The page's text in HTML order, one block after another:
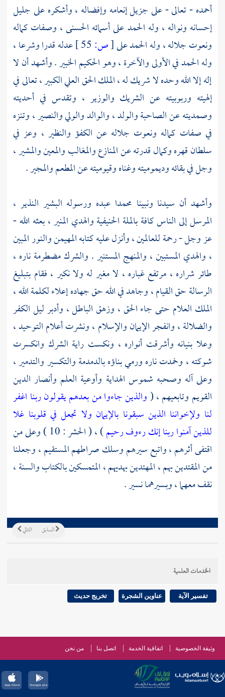
أحمده - تعالى - على جزيل إنعامه وإفضاله ، وأشكره على جليل
إحسانه ونواله ، وله الحمد على أسمائه الحسنى ، وصفات كماله
ونعوت جلاله ، وله الحمد على[ص:
عدله قدرا وشرعا ،
وله الحمد في الأولى والآخرة ، وهو الحكيم الخبير . وأشهد أن لا
إله إلا الله وحده لا شريك له ، الملك الحق العلي الكبير ، تعالى في
إلهيته وربوبيته عن الشريك والوزير ، وتقدس في أحديته
وصمديته عن الصاحبة والولد ، والوالد والولي والنصير ، وتنزه
في صفات كماله ونعوت جلاله عن الكفؤ والنظير ، وعز في
سلطان قهره وكمال قدرته عن المنازع والمغالب والمعين والمشير ،
وجل في بقائه وديموميته وغناه وقيوميته عن المطعم والمجير .
وأشهد أن سيدنا ونبينا محمدا عبده ورسوله البشير النذير ،
المرسل إلى الناس كافة بالملة الحنيفية والهدي المنير ، بعثه الله -
عز وجل - رحمة للعالمين ، وأنزل عليه كتابه المهيمن والنور المبين
، والهدي المستبين ، والمنهج المستنير . والشرك مضطرمة ناره ،
طائر شراره ، مرتفع غباره ، لا مغير له ولا نكير ، فقام بتبليغ
الرسالة حق القيام ، وجاهد في الله حق جهاده إعلاء لكلمة الله ،
الملك العلام حتى جاء الحق ، وزهق الباطل ، وأدبر ليل الكفر
والضلالة ، وانفجر الإيمان والإسلام ، ونشرت أعلام التوحيد ،
وعلا بنيانه وأشرقت أنواره ، ونكست راية الشرك وانكسرت
شوكته ، وخمدت ناره ورمي بناؤه بالدمدمة والتكسير والتدمير ،
وعلى آله وصحبه شموس الهداية وأوعية العلم وأنصار الدين
القويم وتابعيهم ، (والذين جاءوا من بعدهم يقولون ربنا اغفر
لنا ولإخواننا الذين سبقونا بالإيمان ولا تجعل في قلوبنا غلا
للذين آمنوا ربنا إنك رءوف رحيم
) ، ( الحشر : 10 ) وعلى من
اقتفى أثرهم ، واتبع سيرهم وسلك صراطهم المستقيم ، وجعلنا
من المقتدين بهم ، المهتدين بهديهم ، المتمسكين بالكتاب والسنة ،
نقف معهما ، وبسيرهما نسير .
التالي السابق
الخدمات العلمية
تفسير الآية عناوين الشجرة تخريج حديث
وثيقة الخصوصية اتفاقية الخدمة اتصل بنا من نحن